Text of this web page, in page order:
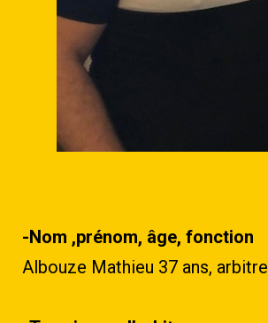
-Nom ,prénom, âge, fonction
Albouze Mathieu 37 ans, arbitre